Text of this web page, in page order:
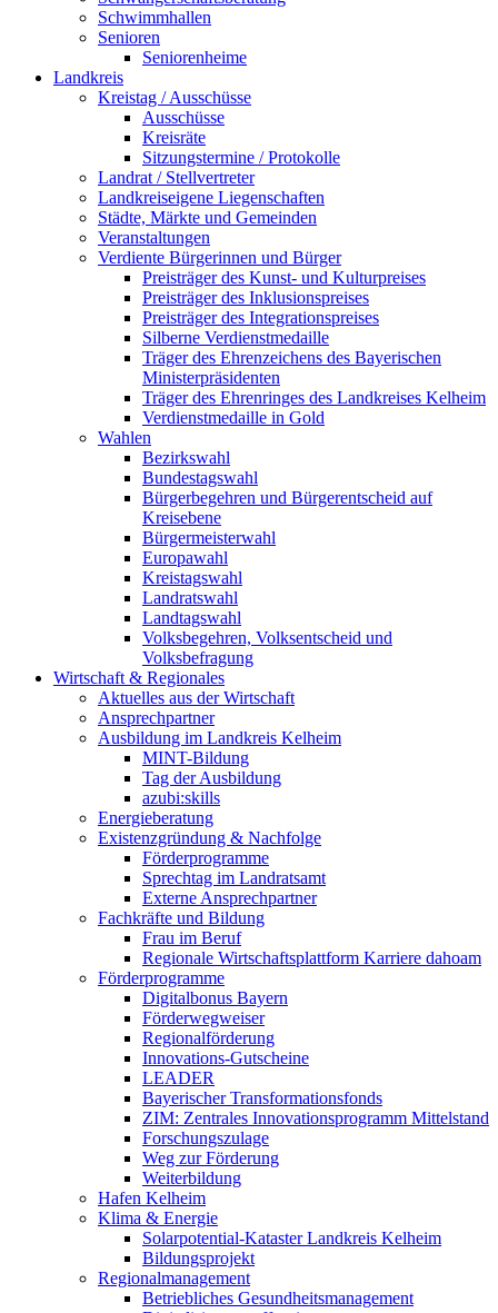
Schwimmhallen
Senioren
Seniorenheime
Landkreis
Kreistag / Ausschüsse
Ausschüsse
Kreisräte
Sitzungstermine / Protokolle
Landrat / Stellvertreter
Landkreiseigene Liegenschaften
Städte, Märkte und Gemeinden
Veranstaltungen
Verdiente Bürgerinnen und Bürger
Preisträger des Kunst- und Kulturpreises
Preisträger des Inklusionspreises
Preisträger des Integrationspreises
Silberne Verdienstmedaille
Träger des Ehrenzeichens des Bayerischen
Ministerpräsidenten
Träger des Ehrenringes des Landkreises Kelheim
Verdienstmedaille in Gold
Wahlen
Bezirkswahl
Bundestagswahl
Bürgerbegehren und Bürgerentscheid auf
Kreisebene
Bürgermeisterwahl
Europawahl
Kreistagswahl
Landratswahl
Landtagswahl
Volksbegehren, Volksentscheid und
Volksbefragung
Wirtschaft & Regionales
Aktuelles aus der Wirtschaft
Ansprechpartner
Ausbildung im Landkreis Kelheim
MINT-Bildung
Tag der Ausbildung
azubi:skills
Energieberatung
Existenzgründung & Nachfolge
Förderprogramme
Sprechtag im Landratsamt
Externe Ansprechpartner
Fachkräfte und Bildung
Frau im Beruf
Regionale Wirtschaftsplattform Karriere dahoam
Förderprogramme
Digitalbonus Bayern
Förderwegweiser
Regionalförderung
Innovations-Gutscheine
LEADER
Bayerischer Transformationsfonds
ZIM: Zentrales Innovationsprogramm Mittelstand
Forschungszulage
Weg zur Förderung
Weiterbildung
Hafen Kelheim
Klima & Energie
Solarpotential-Kataster Landkreis Kelheim
Bildungsprojekt
Regionalmanagement
Betriebliches Gesundheitsmanagement